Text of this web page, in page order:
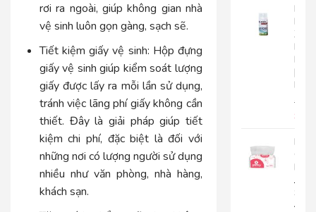
rơi ra ngoài, giúp không gian nhà
vệ sinh luôn gọn gàng, sạch sẽ.
Tiết kiệm giấy vệ sinh: Hộp đựng
giấy vệ sinh giúp kiểm soát lượng
giấy được lấy ra mỗi lần sử dụng,
tránh việc lãng phí giấy không cần
thiết. Đây là giải pháp giúp tiết
kiệm chi phí, đặc biệt là đối với
những nơi có lượng người sử dụng
nhiều như văn phòng, nhà hàng,
khách sạn.
Hoa
Xịt
|
RT300
Khăn
Giấy
Lụa
Silk
400|